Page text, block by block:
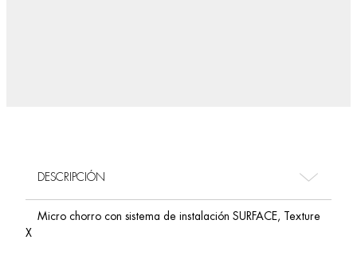
DESCRIPCIÓN
Micro chorro con sistema de instalación SURFACE, Texture
X